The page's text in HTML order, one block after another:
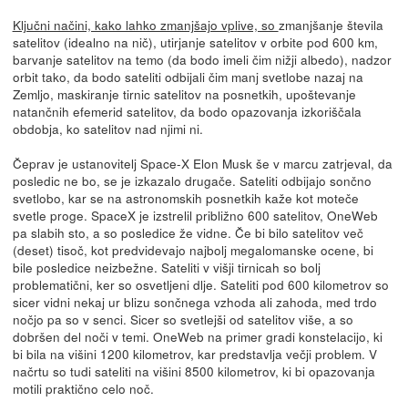
Ključni načini, kako lahko zmanjšajo vplive, so zmanjšanje števila
satelitov (idealno na nič), utirjanje satelitov v orbite pod 600 km,
barvanje satelitov na temo (da bodo imeli čim nižji albedo), nadzor
orbit tako, da bodo sateliti odbijali čim manj svetlobe nazaj na
Zemljo, maskiranje tirnic satelitov na posnetkih, upoštevanje
natančnih efemerid satelitov, da bodo opazovanja izkoriščala
obdobja, ko satelitov nad njimi ni.
Čeprav je ustanovitelj Space-X Elon Musk še v marcu zatrjeval, da
posledic ne bo, se je izkazalo drugače. Sateliti odbijajo sončno
svetlobo, kar se na astronomskih posnetkih kaže kot moteče
svetle proge. SpaceX je izstrelil približno 600 satelitov, OneWeb
pa slabih sto, a so posledice že vidne. Če bi bilo satelitov več
(deset) tisoč, kot predvidevajo najbolj megalomanske ocene, bi
bile posledice neizbežne. Sateliti v višji tirnicah so bolj
problematični, ker so osvetljeni dlje. Sateliti pod 600 kilometrov so
sicer vidni nekaj ur blizu sončnega vzhoda ali zahoda, med trdo
nočjo pa so v senci. Sicer so svetlejši od satelitov više, a so
dobršen del noči v temi. OneWeb na primer gradi konstelacijo, ki
bi bila na višini 1200 kilometrov, kar predstavlja večji problem. V
načrtu so tudi sateliti na višini 8500 kilometrov, ki bi opazovanja
motili praktično celo noč.